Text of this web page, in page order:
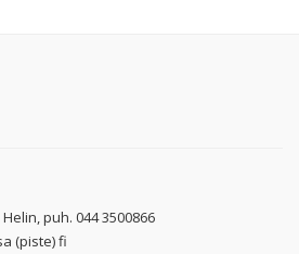
puh. 044 3500866
(piste) fi